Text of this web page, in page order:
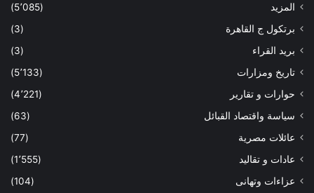
المزيد
(5٬085)
برتكول ج القاهرة
(3)
بريد القراء
(3)
تاريخ ومزارات
(5٬133)
حوارات و تقارير
(4٬221)
سياسة واقتصاد القبائل
(63)
عائلات مصرية
(77)
عادات و تقاليد
(1٬555)
عزاءات وتهانى
(104)